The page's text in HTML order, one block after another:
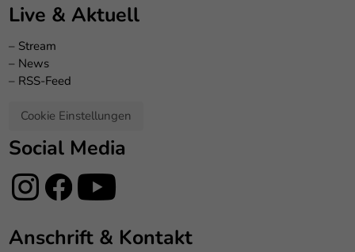
Live & Aktuell
– Stream
– News
– RSS-Feed
Cookie Einstellungen
Social Media
Anschrift & Kontakt